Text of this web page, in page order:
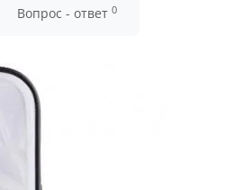
Вопрос - ответ 0